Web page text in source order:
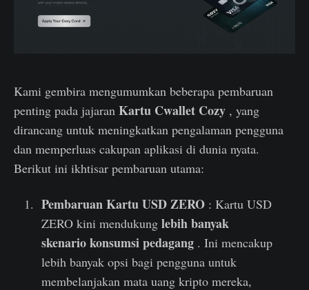
Kami gembira mengumumkan beberapa pembaruan
penting pada jajaran Kartu Cwallet Cozy , yang
dirancang untuk meningkatkan pengalaman pengguna
dan memperluas cakupan aplikasi di dunia nyata.
Berikut ini ikhtisar pembaruan utama:
Pembaruan Kartu USD ZERO: Kartu USD
ZERO kini mendukung lebih banyak
skenario konsumsi pedagang. Ini mencakup
lebih banyak opsi bagi pengguna untuk
membelanjakan mata uang kripto mereka,